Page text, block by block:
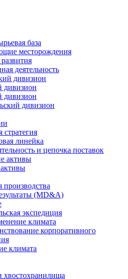
база
месторождения
деятельность
дивизион
дивизион
дивизион
дивизион
стратегия
линейка
и цепочка поставок
активы
производства
(MD&A)
экспедиция
климата
корпоративного
климата
хвостохранилища